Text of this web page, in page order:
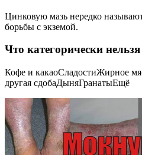
Цинковую мазь нередко
борьбы с экземой.
Что категорически
Кофе и какаоСладостиЖирное
другая сдобаДыняГранатыЕщё